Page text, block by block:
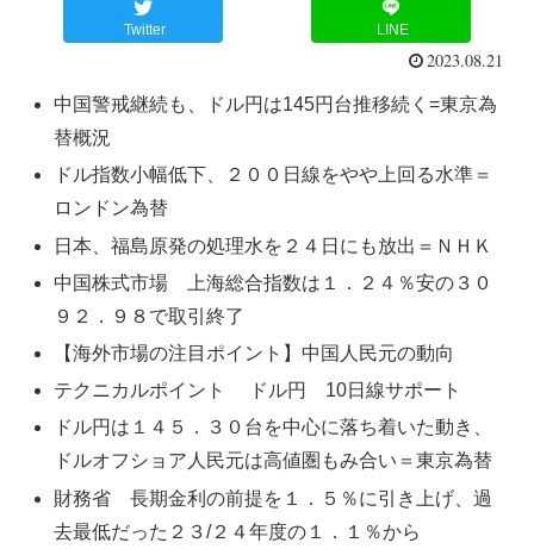
Twitter LINE
2023.08.21
中国警戒継続も、ドル円は145円台推移続く=東京為
替概況
ドル指数小幅低下、２００日線をやや上回る水準＝
ロンドン為替
日本、福島原発の処理水を２４日にも放出＝ＮＨＫ
中国株式市場 上海総合指数は１．２４％安の３０
９２．９８で取引終了
【海外市場の注目ポイント】中国人民元の動向
テクニカルポイント ドル円 10日線サポート
ドル円は１４５．３０台を中心に落ち着いた動き、
ドルオフショア人民元は高値圏もみ合い＝東京為替
財務省 長期金利の前提を１．５％に引き上げ、過
去最低だった２３/２４年度の１．１％から